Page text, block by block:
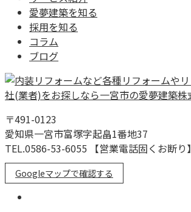
愛夢建築を知る
採用を知る
コラム
ブログ
〒491-0123
愛知県一宮市富塚字起畠1番地37
TEL.0586-53-6055 【営業電話固くお断り】
Googleマップで確認する